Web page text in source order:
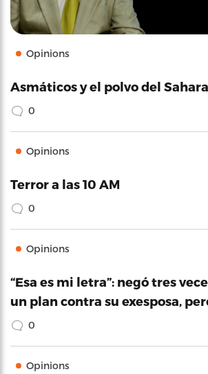
Opinions
Asmáticos y el polvo del Sahara
0
Opinions
Terror a las 10 AM
0
Opinions
“Esa es mi letra”: negó tres
un plan contra su exesposa,
0
Opinions